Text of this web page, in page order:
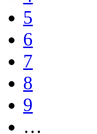
5
6
7
8
9
…